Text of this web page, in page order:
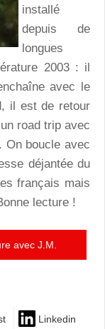
installé
depuis de
longues
2003 : il
avec le
il est de retour
road trip avec
On boucle avec
déjantée du
français mais
lecture !
avec J.M.
Linkedin